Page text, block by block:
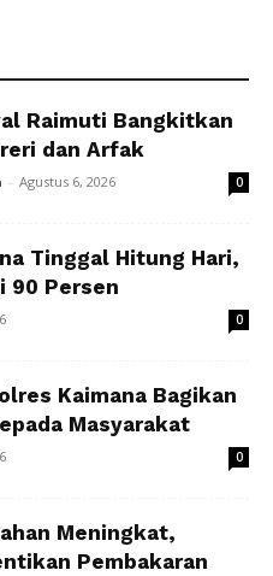
Raimuti Bangkitkan
dan Arfak
- Agustus 6, 2026 0
Tinggal Hitung Hari,
90 Persen
0
Kaimana Bagikan
Masyarakat
0
Meningkat,
Pembakaran